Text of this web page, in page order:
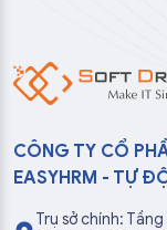
CÔNG TY CỔ
EASYHRM - TỰ
Trụ sở chính: